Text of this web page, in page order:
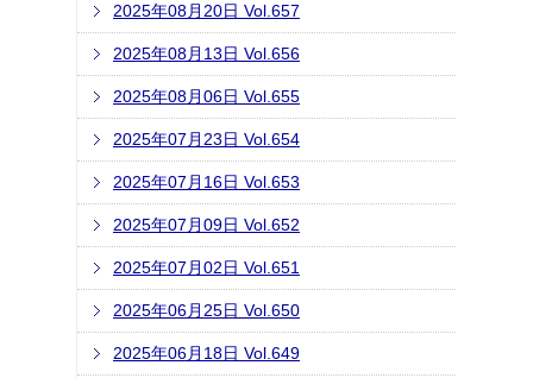
2025年08月20日 Vol.657
2025年08月13日 Vol.656
2025年08月06日 Vol.655
2025年07月23日 Vol.654
2025年07月16日 Vol.653
2025年07月09日 Vol.652
2025年07月02日 Vol.651
2025年06月25日 Vol.650
2025年06月18日 Vol.649